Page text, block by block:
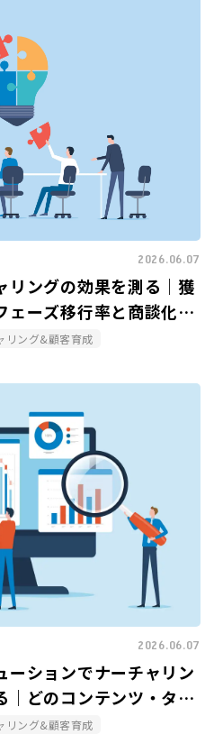
2026.06.07
リングの効果を測る｜獲
ェーズ移行率と商談化率
リング&顧客育成
2026.06.07
ーションでナーチャリン
｜どのコンテンツ・タッ
与したか
リング&顧客育成